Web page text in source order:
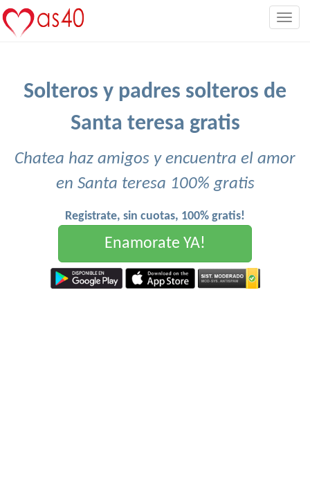
Solteros y padres solteros de
Santa teresa gratis
Chatea haz amigos y encuentra el amor
en Santa teresa 100% gratis
Registrate, sin cuotas, 100% gratis!
Enamorate YA!